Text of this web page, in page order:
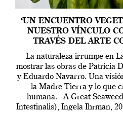
‘UN ENCUENTRO
NUESTRO VÍNCULO
TRAVÉS DEL ARTE
La naturaleza irrumpe en
mostrar las obras de Patricia
y Eduardo Navarro. Una
la Madre Tierra y lo que
humana. A Great
Intestinalis), Ingela Ihrman,